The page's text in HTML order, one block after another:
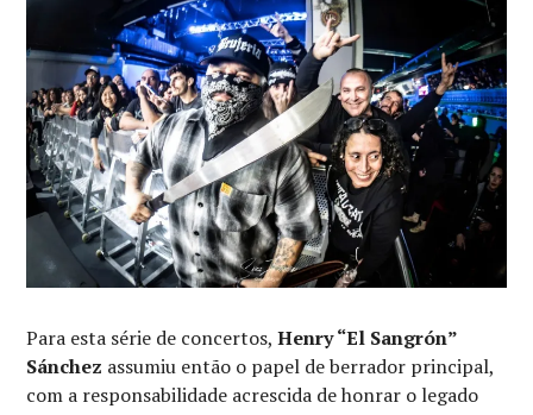
Para esta série de concertos,Henry “El Sangrón”
Sánchez assumiu então o papel de berrador principal,
com a responsabilidade acrescida de honrar o legado